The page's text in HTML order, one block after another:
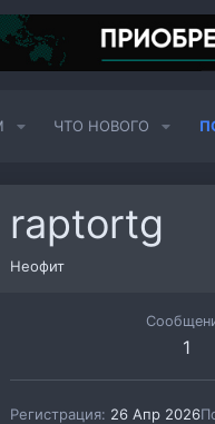
ЧТО НОВОГО
raptortg
Неофит
1
Регистрация 26 Апр 2026